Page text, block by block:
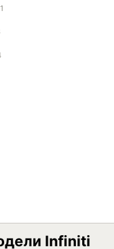
Infiniti